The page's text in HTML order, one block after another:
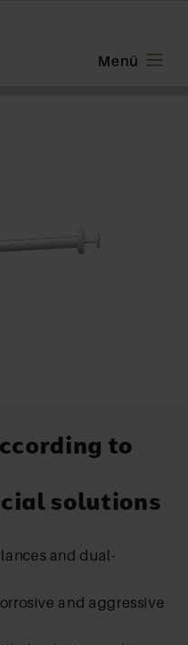
to
solutions
and dual-
and aggressive